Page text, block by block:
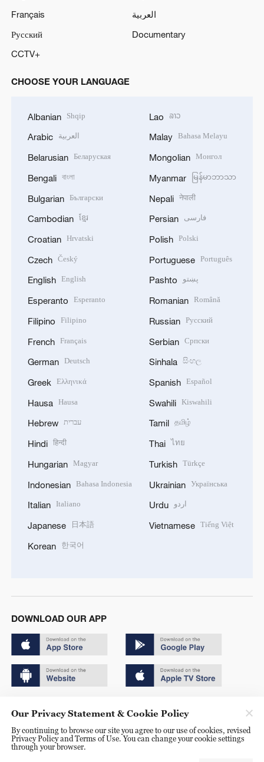
Français
العربية
Русский
Documentary
CCTV+
CHOOSE YOUR LANGUAGE
Albanian Shqip
Arabic العربية
Belarusian Беларуская
Bengali বাংলা
Bulgarian Български
Cambodian ខ្មែរ
Croatian Hrvatski
Czech Český
English English
Esperanto Esperanto
Filipino Filipino
French Français
German Deutsch
Greek Ελληνικά
Hausa Hausa
Hebrew עברית
Hindi हिन्दी
Hungarian Magyar
Indonesian Bahasa Indonesia
Italian Italiano
Japanese 日本語
Korean 한국어
Lao ລາວ
Malay Bahasa Melayu
Mongolian Монгол
Myanmar မြန်မာဘာသာ
Nepali नेपाली
Persian فارسی
Polish Polski
Portuguese Português
Pashto پښتو
Romanian Română
Russian Русский
Serbian Српски
Sinhala සිංහල
Spanish Español
Swahili Kiswahili
Tamil தமிழ்
Thai ไทย
Turkish Türkçe
Ukrainian Українська
Urdu اردو
Vietnamese Tiếng Việt
DOWNLOAD OUR APP
京ICP备20000184号
京公网安备 11010502050052号
Our Privacy Statement & Cookie Policy
By continuing to browse our site you agree to our use of cookies, revised
Privacy Policy and Terms of Use. You can change your cookie settings
through your browser.